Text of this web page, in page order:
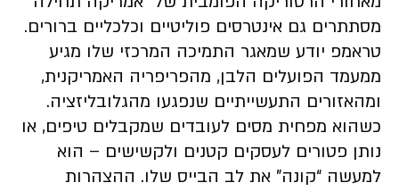
מסתתרים גם אינטרסים פוליטיים וכלכליים ברורים.
טראמפ יודע שמאגר התמיכה המרכזי שלו מגיע
ממעמד הפועלים הלבן, מהפריפריה האמריקנית,
ומהאזורים התעשייתיים שנפגעו מהגלובליזציה.
כשהוא מפחית מסים לעובדים שמקבלים טיפים, או
נותן פטורים לעסקים קטנים ולקשישים – הוא
למעשה “קונה” את לב הבייס שלו. ההצהרות